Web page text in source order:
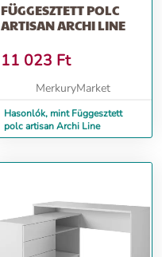
FÜGGESZTETT POLC
ARTISAN ARCHI LINE
11 023 Ft
MerkuryMarket
Hasonlók, mint Függesztett
polc artisan Archi Line